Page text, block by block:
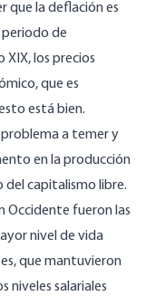
que la deflación es
periodo de
los precios
que es
está bien.
problema a temer y
en la producción
del capitalismo libre.
Occidente fueron las
nivel de vida
que mantuvieron
niveles salariales